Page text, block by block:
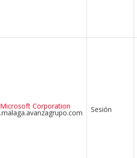
Microsoft Corporation
.malaga.avanzagrupo.com Sesión